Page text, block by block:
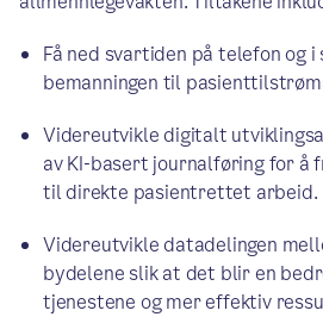
Få ned svartiden på telefon og
bemanningen til
Videreutvikle digitalt
av KI-basert journalføring for å
til direkte pasientrettet arbeid.
Videreutvikle datadelingen
bydelene slik at det blir en
tjenestene og mer effektiv